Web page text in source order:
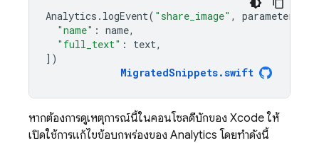
Analytics . logEvent( "share_image" , parameters
"name" : name,
"full_text" : text,
])
MigratedSnippets.swift
หากต้องการดูเหตุการณ์นี้ในคอนโซลดีบักของ Xcode ให้
เปิดใช้การแก้ไขข้อบกพร่องของ Analytics โดยทำดังนี้